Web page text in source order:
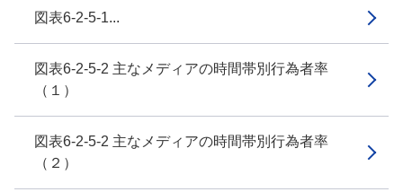
図表6-2-5-1...
図表6-2-5-2 主なメディアの時間帯別行為者率
（１）
図表6-2-5-2 主なメディアの時間帯別行為者率
（２）